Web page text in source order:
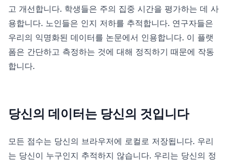
🇰🇷 KO
고 개선합니다. 학생들은 주의 집중 시간을 평가하는 데 사
용합니다. 노인들은 인지 저하를 추적합니다. 연구자들은
우리의 익명화된 데이터를 논문에서 인용합니다. 이 플랫
폼은 간단하고 측정하는 것에 대해 정직하기 때문에 작동
합니다.
당신의 데이터는 당신의 것입니다
모든 점수는 당신의 브라우저에 로컬로 저장됩니다. 우리
는 당신이 누구인지 추적하지 않습니다. 우리는 당신의 정